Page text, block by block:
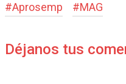
#Aprosemp #MAG
Déjanos tus